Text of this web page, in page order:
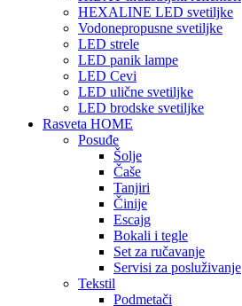
HEXALINE LED svetiljke
Vodonepropusne svetiljke
LED strele
LED panik lampe
LED Cevi
LED ulične svetiljke
LED brodske svetiljke
Rasveta HOME
Posuđe
Šolje
Čaše
Tanjiri
Činije
Escajg
Bokali i tegle
Set za ručavanje
Servisi za posluživanje
Tekstil
Podmetači